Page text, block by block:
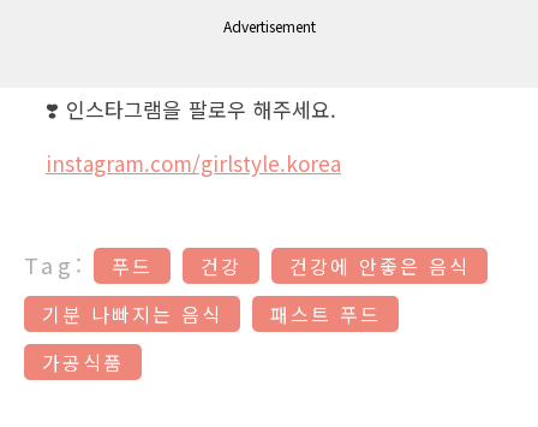
Advertisement
❣️ 인스타그램을 팔로우 해주세요.
instagram.com/girlstyle.korea
Tag: 푸드 건강
건강에 안좋은 음식
기분 나빠지는 음식
패스트 푸드
가공식품